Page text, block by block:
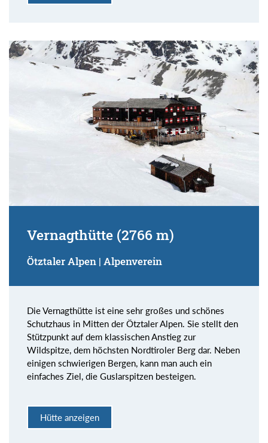
Vernagthütte (2766 m)
Ötztaler Alpen | Alpenverein
Die Vernagthütte ist eine sehr großes und schönes
Schutzhaus in Mitten der Ötztaler Alpen. Sie stellt den
Stützpunkt auf dem klassischen Anstieg zur
Wildspitze, dem höchsten Nordtiroler Berg dar. Neben
einigen schwierigen Bergen, kann man auch ein
einfaches Ziel, die Guslarspitzen besteigen.
Hütte anzeigen